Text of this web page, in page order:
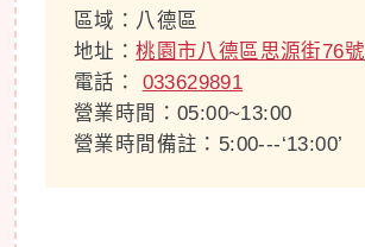
區域：八德區
地址：桃園市八德區思源街76號
電話： 033629891
營業時間：05:00~13:00
營業時間備註：5:00---‘13:00’